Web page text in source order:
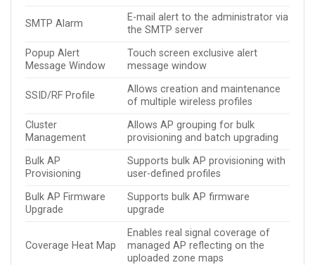
SMTP Alarm
E-mail alert to the administrator via
the SMTP server
Popup Alert
Message Window
Touch screen exclusive alert
message window
SSID/RF Profile
Allows creation and maintenance
of multiple wireless profiles
Cluster
Management
Allows AP grouping for bulk
provisioning and batch upgrading
Bulk AP
Provisioning
Supports bulk AP provisioning with
user-defined profiles
Bulk AP Firmware
Upgrade
Supports bulk AP firmware
upgrade
Coverage Heat Map
Enables real signal coverage of
managed AP reflecting on the
uploaded zone maps